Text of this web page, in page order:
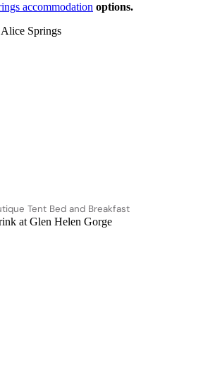
accommodation options.
Tent Bed and Breakfast